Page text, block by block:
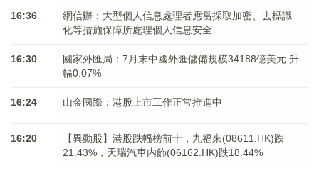
16:36
網信辦：大型個人信息處理者應當採取加密、去標識
化等措施保障所處理個人信息安全
16:30
國家外匯局：7月末中國外匯儲備規模34188億美元 升
幅0.07%
16:24 山金國際：港股上市工作正常推進中
16:20
【異動股】港股跌幅榜前十，九福來(08611.HK)跌
21.43%，天瑞汽車内飾(06162.HK)跌18.44%